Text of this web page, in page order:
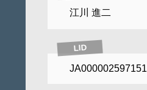
江川 進二
LID
JA000002597151